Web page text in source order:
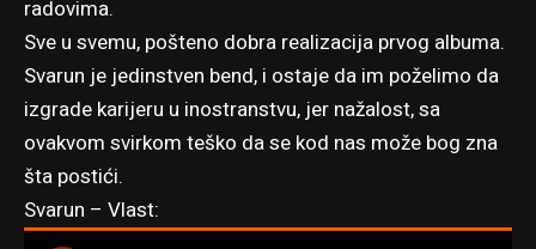
radovima.
Sve u svemu, pošteno dobra realizacija prvog albuma.
Svarun je jedinstven bend, i ostaje da im poželimo da
izgrade karijeru u inostranstvu, jer nažalost, sa
ovakvom svirkom teško da se kod nas može bog zna
šta postići.
Svarun – Vlast: